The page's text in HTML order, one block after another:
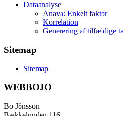
Dataanalyse
Anava: Enkelt faktor
Korrelation
Generering af tilfældige
Sitemap
Sitemap
WEBBOJO
Bo Jönsson